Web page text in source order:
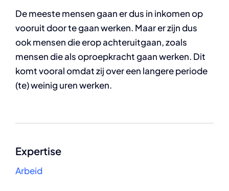
De meeste mensen gaan er dus in inkomen op
vooruit door te gaan werken. Maar er zijn dus
ook mensen die erop achteruitgaan, zoals
mensen die als oproepkracht gaan werken. Dit
komt vooral omdat zij over een langere periode
(te) weinig uren werken.
Expertise
Arbeid